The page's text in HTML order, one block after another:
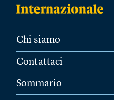
Chi siamo
Contattaci
Sommario